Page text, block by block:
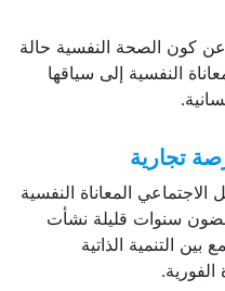
عن كون الصحة النفسية حالة
النفسية إلى سياقها
تجارية
المعاناة النفسية
سنوات قليلة نشأت
التنمية الذاتية
الفورية.